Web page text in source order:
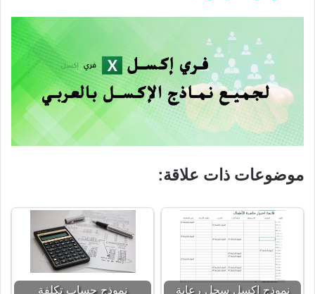
موضوعات ذات علاقة:
نموذج اكسل سجل رعاية
نموذج حساب تكلفة